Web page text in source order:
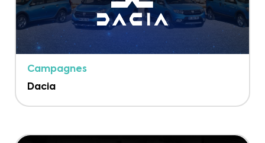
Campagnes
Dacia